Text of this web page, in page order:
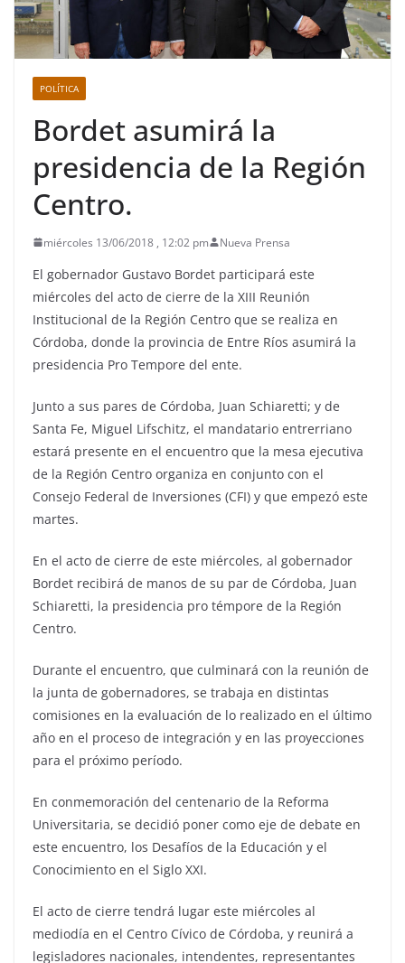
POLÍTICA
Bordet asumirá la
presidencia de la Región
Centro.
miércoles 13/06/2018 , 12:02 pm Nueva Prensa
El gobernador Gustavo Bordet participará este
miércoles del acto de cierre de la XIII Reunión
Institucional de la Región Centro que se realiza en
Córdoba, donde la provincia de Entre Ríos asumirá la
presidencia Pro Tempore del ente.
Junto a sus pares de Córdoba, Juan Schiaretti; y de
Santa Fe, Miguel Lifschitz, el mandatario entrerriano
estará presente en el encuentro que la mesa ejecutiva
de la Región Centro organiza en conjunto con el
Consejo Federal de Inversiones (CFI) y que empezó este
martes.
En el acto de cierre de este miércoles, al gobernador
Bordet recibirá de manos de su par de Córdoba, Juan
Schiaretti, la presidencia pro témpore de la Región
Centro.
Durante el encuentro, que culminará con la reunión de
la junta de gobernadores, se trabaja en distintas
comisiones en la evaluación de lo realizado en el último
año en el proceso de integración y en las proyecciones
para el próximo período.
En conmemoración del centenario de la Reforma
Universitaria, se decidió poner como eje de debate en
este encuentro, los Desafíos de la Educación y el
Conocimiento en el Siglo XXI.
El acto de cierre tendrá lugar este miércoles al
mediodía en el Centro Cívico de Córdoba, y reunirá a
legisladores nacionales, intendentes, representantes